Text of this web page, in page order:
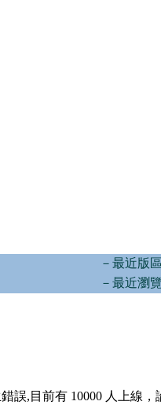
－最近版
－最近瀏
誤,目前有 10000 人上線